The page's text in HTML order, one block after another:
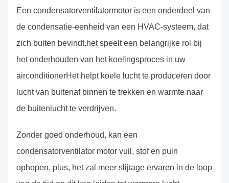
Een condensatorventilatormotor is een onderdeel van
de condensatie-eenheid van een HVAC-systeem, dat
zich buiten bevindt.het speelt een belangrijke rol bij
het onderhouden van het koelingsproces in uw
airconditionerHet helpt koele lucht te produceren door
lucht van buitenaf binnen te trekken en warmte naar
de buitenlucht te verdrijven.
Zonder goed onderhoud, kan een
condensatorventilator motor vuil, stof en puin
ophopen, plus, het zal meer slijtage ervaren in de loop